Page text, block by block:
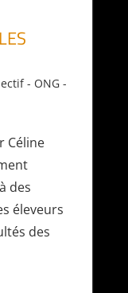
- ONG -
Céline
des
éleveurs
des